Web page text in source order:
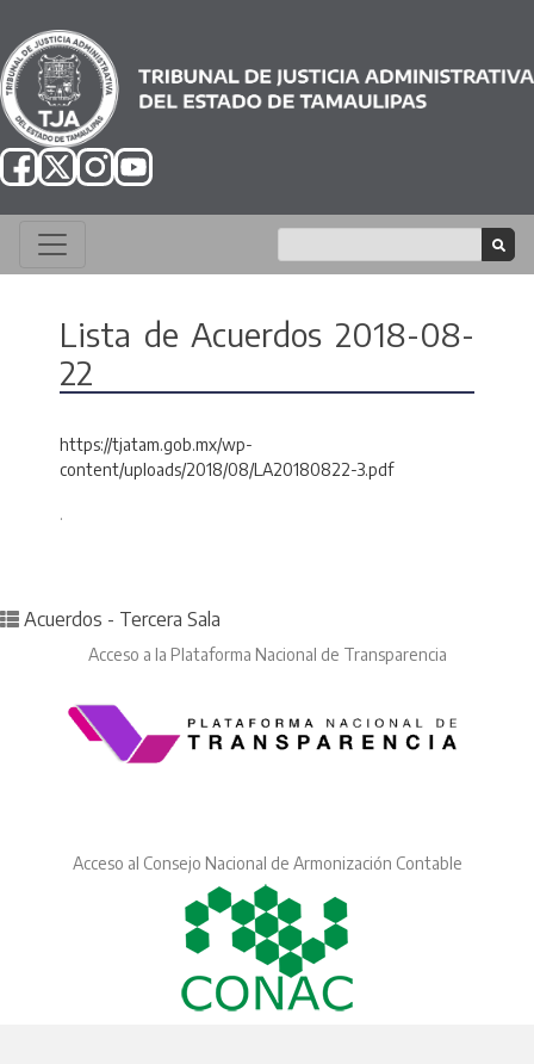
Lista de Acuerdos 2018-08-
22
https://tjatam.gob.mx/wp-
content/uploads/2018/08/LA20180822-3.pdf
.
Posted in
Acuerdos - Tercera Sala
Acceso a la Plataforma Nacional de Transparencia
Acceso al Consejo Nacional de Armonización Contable